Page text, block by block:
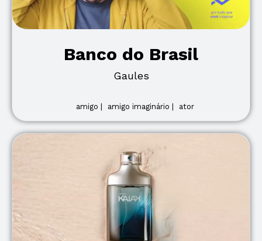
Banco do Brasil
Gaules
amigo | amigo imaginário | ator